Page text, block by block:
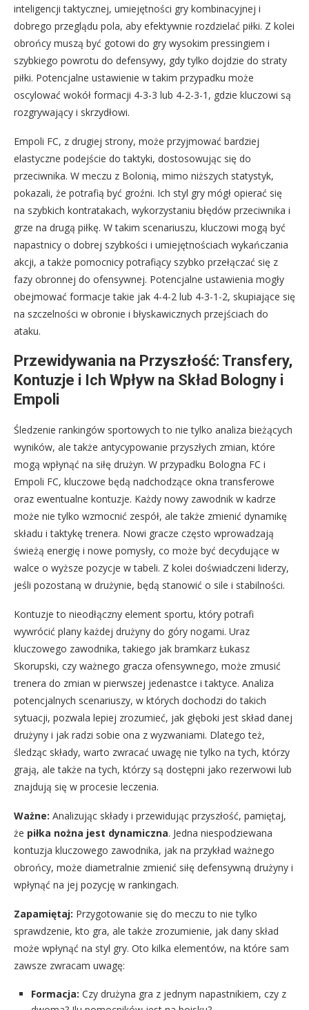
inteligencji taktycznej, umiejętności gry kombinacyjnej i
dobrego przeglądu pola, aby efektywnie rozdzielać piłki. Z kolei
obrońcy muszą być gotowi do gry wysokim pressingiem i
szybkiego powrotu do defensywy, gdy tylko dojdzie do straty
piłki. Potencjalne ustawienie w takim przypadku może
oscylować wokół formacji 4-3-3 lub 4-2-3-1, gdzie kluczowi są
rozgrywający i skrzydłowi.
Empoli FC, z drugiej strony, może przyjmować bardziej
elastyczne podejście do taktyki, dostosowując się do
przeciwnika. W meczu z Bolonią, mimo niższych statystyk,
pokazali, że potrafią być groźni. Ich styl gry mógł opierać się
na szybkich kontratakach, wykorzystaniu błędów przeciwnika i
grze na drugą piłkę. W takim scenariuszu, kluczowi mogą być
napastnicy o dobrej szybkości i umiejętnościach wykańczania
akcji, a także pomocnicy potrafiący szybko przełączać się z
fazy obronnej do ofensywnej. Potencjalne ustawienia mogły
obejmować formacje takie jak 4-4-2 lub 4-3-1-2, skupiające się
na szczelności w obronie i błyskawicznych przejściach do
ataku.
Przewidywania na Przyszłość: Transfery,
Kontuzje i Ich Wpływ na Skład Bologny i
Empoli
Śledzenie rankingów sportowych to nie tylko analiza bieżących
wyników, ale także antycypowanie przyszłych zmian, które
mogą wpłynąć na siłę drużyn. W przypadku Bologna FC i
Empoli FC, kluczowe będą nadchodzące okna transferowe
oraz ewentualne kontuzje. Każdy nowy zawodnik w kadrze
może nie tylko wzmocnić zespół, ale także zmienić dynamikę
składu i taktykę trenera. Nowi gracze często wprowadzają
świeżą energię i nowe pomysły, co może być decydujące w
walce o wyższe pozycje w tabeli. Z kolei doświadczeni liderzy,
jeśli pozostaną w drużynie, będą stanowić o sile i stabilności.
Kontuzje to nieodłączny element sportu, który potrafi
wywrócić plany każdej drużyny do góry nogami. Uraz
kluczowego zawodnika, takiego jak bramkarz Łukasz
Skorupski, czy ważnego gracza ofensywnego, może zmusić
trenera do zmian w pierwszej jedenastce i taktyce. Analiza
potencjalnych scenariuszy, w których dochodzi do takich
sytuacji, pozwala lepiej zrozumieć, jak głęboki jest skład danej
drużyny i jak radzi sobie ona z wyzwaniami. Dlatego też,
śledząc składy, warto zwracać uwagę nie tylko na tych, którzy
grają, ale także na tych, którzy są dostępni jako rezerwowi lub
znajdują się w procesie leczenia.
Ważne: Analizując składy i przewidując przyszłość, pamiętaj,
że piłka nożna jest dynamiczna. Jedna niespodziewana
kontuzja kluczowego zawodnika, jak na przykład ważnego
obrońcy, może diametralnie zmienić siłę defensywną drużyny i
wpłynąć na jej pozycję w rankingach.
Zapamiętaj: Przygotowanie się do meczu to nie tylko
sprawdzenie, kto gra, ale także zrozumienie, jak dany skład
może wpłynąć na styl gry. Oto kilka elementów, na które sam
zawsze zwracam uwagę:
Formacja: Czy drużyna gra z jednym napastnikiem, czy z